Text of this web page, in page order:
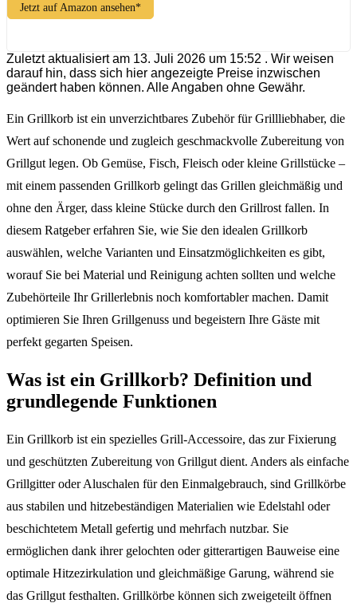
Jetzt auf Amazon ansehen*
Zuletzt aktualisiert am 13. Juli 2026 um 15:52 . Wir weisen
darauf hin, dass sich hier angezeigte Preise inzwischen
geändert haben können. Alle Angaben ohne Gewähr.
Ein Grillkorb ist ein unverzichtbares Zubehör für Grillliebhaber, die
Wert auf schonende und zugleich geschmackvolle Zubereitung von
Grillgut legen. Ob Gemüse, Fisch, Fleisch oder kleine Grillstücke –
mit einem passenden Grillkorb gelingt das Grillen gleichmäßig und
ohne den Ärger, dass kleine Stücke durch den Grillrost fallen. In
diesem Ratgeber erfahren Sie, wie Sie den idealen Grillkorb
auswählen, welche Varianten und Einsatzmöglichkeiten es gibt,
worauf Sie bei Material und Reinigung achten sollten und welche
Zubehörteile Ihr Grillerlebnis noch komfortabler machen. Damit
optimieren Sie Ihren Grillgenuss und begeistern Ihre Gäste mit
perfekt gegarten Speisen.
Was ist ein Grillkorb? Definition und
grundlegende Funktionen
Ein Grillkorb ist ein spezielles Grill-Accessoire, das zur Fixierung
und geschützten Zubereitung von Grillgut dient. Anders als einfache
Grillgitter oder Aluschalen für den Einmalgebrauch, sind Grillkörbe
aus stabilen und hitzebeständigen Materialien wie Edelstahl oder
beschichtetem Metall gefertig und mehrfach nutzbar. Sie
ermöglichen dank ihrer gelochten oder gitterartigen Bauweise eine
optimale Hitzezirkulation und gleichmäßige Garung, während sie
das Grillgut festhalten. Grillkörbe können sich zweigeteilt öffnen